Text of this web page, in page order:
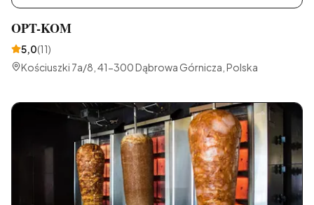
OPT-KOM
5,0(11)
Kościuszki 7a/8, 41-300 Dąbrowa Górnicza, Polska